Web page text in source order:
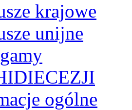
krajowe
unijne
ogólne